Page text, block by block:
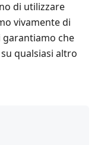
di utilizzare
vivamente di
garantiamo che
qualsiasi altro